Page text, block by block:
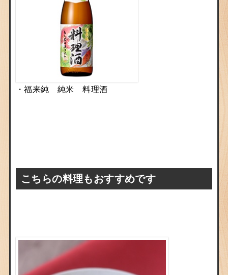
・福来純 純米 料理酒
こちらの料理もおすすめです